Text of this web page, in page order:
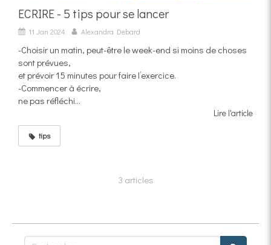
ECRIRE - 5 tips pour se lancer
11 Jan 2024 Alexandra Debard
-Choisir un matin, peut-être le week-end si moins de choses
sont prévues,
et prévoir 15 minutes pour faire l’exercice.
-Commencer à écrire,
ne pas réfléchi...
Lire l'article
tips
3 articles
Rechercher